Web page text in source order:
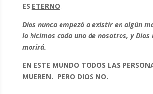
ES ETERNO.
Dios nunca empezó a existir en algún
lo hicimos cada uno de nosotros, y Dios
morirá.
EN ESTE MUNDO TODOS LAS
MUEREN. PERO DIOS NO.